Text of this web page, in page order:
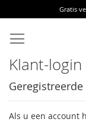
Gratis
naar
de
inhoud
Klant-login
Als u een account